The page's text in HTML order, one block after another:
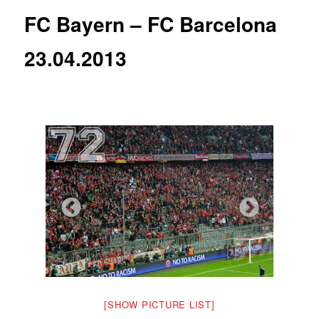
FC Bayern – FC Barcelona
23.04.2013
[SHOW PICTURE LIST]